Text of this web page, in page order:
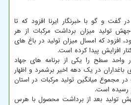
گفت و گو با خبرنگار ایرنا افزود که تا
تولید میزان برداشت مرکبات از هر
۲۵ تن بود، افزود که امسال میزان تولید در باغ های
واحد سطح را یکی از برنامه های جهاد
باغداران در یک دهه اخیر برشمرد و اظهار
مجموع میانگین تولید مرکبات در استان
تولید بعد از برداشت محصول با هرس